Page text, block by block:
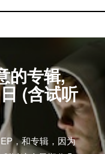
的专辑,
(含试听
，和专辑，因为